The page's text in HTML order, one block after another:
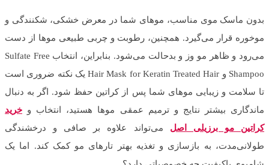
بدون ماسک موی مناسب، موهای شما در معرض خشکی، شکنندگی و
موخوره قرار می‌گیرد. همچنین، رطوبت و چربی طبیعی موها از دست
می‌رود و ظاهر مو وز و بدحالت می‌شود. بنابراین، انتخاب Sulfate Free
Shampoo و Hair Mask for Keratin Treated Hair یک نکته ضروری است
تا سلامت و زیبایی موهای شما پس از کراتین حفظ شود. اگر به دنبال
ماندگاری بیشتر نتایج و ترمیم عمقی موها هستید، انتخاب و خرید
کراتین مو برزیلی اصل می‌تواند علاوه بر صافی و درخشندگی
طولانی‌مدت، به بازسازی و تغذیه بهتر تارهای مو کمک کند. اما یک